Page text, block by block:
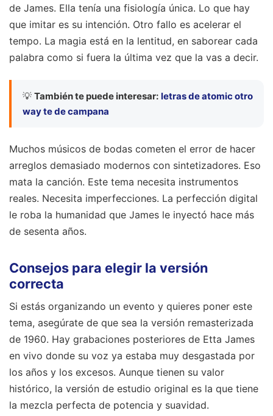
de James. Ella tenía una fisiología única. Lo que hay
que imitar es su intención. Otro fallo es acelerar el
tempo. La magia está en la lentitud, en saborear cada
palabra como si fuera la última vez que la vas a decir.
💡 También te puede interesar: letras de atomic otro
way te de campana
Muchos músicos de bodas cometen el error de hacer
arreglos demasiado modernos con sintetizadores. Eso
mata la canción. Este tema necesita instrumentos
reales. Necesita imperfecciones. La perfección digital
le roba la humanidad que James le inyectó hace más
de sesenta años.
Consejos para elegir la versión
correcta
Si estás organizando un evento y quieres poner este
tema, asegúrate de que sea la versión remasterizada
de 1960. Hay grabaciones posteriores de Etta James
en vivo donde su voz ya estaba muy desgastada por
los años y los excesos. Aunque tienen su valor
histórico, la versión de estudio original es la que tiene
la mezcla perfecta de potencia y suavidad.